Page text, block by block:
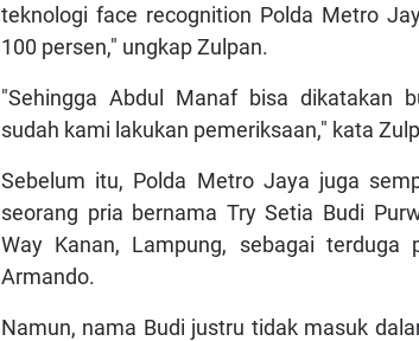
teknologi face recognition Polda Metro
100 persen," ungkap Zulpan.
"Sehingga Abdul Manaf bisa dikatakan
sudah kami lakukan pemeriksaan," kata
Sebelum itu, Polda Metro Jaya juga
seorang pria bernama Try Setia Budi
Way Kanan, Lampung, sebagai terduga
Armando.
Namun, nama Budi justru tidak masuk